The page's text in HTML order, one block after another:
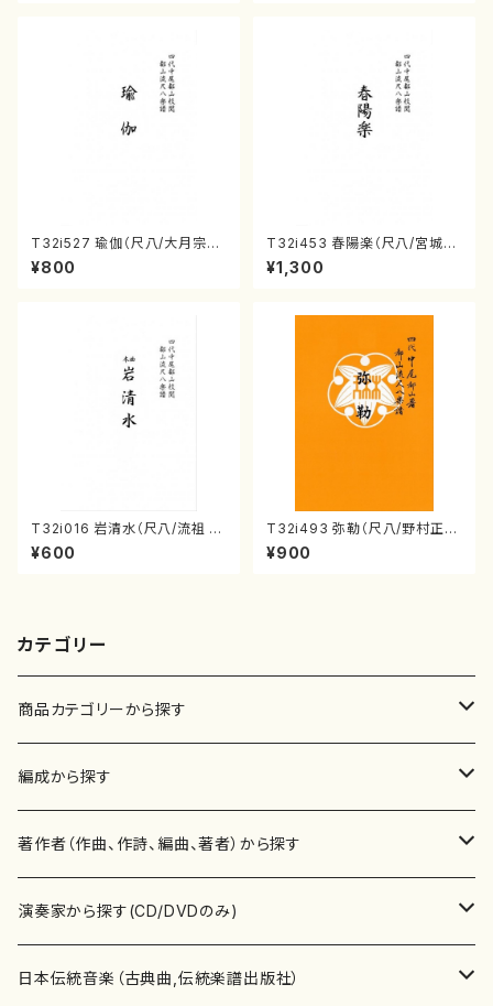
T32i527 瑜伽（尺八/大月宗明/
楽譜）都山流公刊楽譜曲番:223
6
¥800
T32i453 春陽楽（尺八/宮城道
雄/楽譜）都山流公刊楽譜曲番:2
160
¥1,300
T32i016 岩清水（尺八/流祖 中
尾都山/楽譜）都山：15
¥600
T32i493 弥勒（尺八/野村正
峰/楽譜）都山流公刊楽譜曲番:2
202
¥900
カテゴリー
商品カテゴリーから探す
楽譜
書籍
書籍
テキストブック
CD・DVD
チケット
編成から探す
邦楽器
箏・琴（ソロ）
箏・琴（合奏）
合唱
混声合唱
歌・声
著作者（作曲、作詩、編曲、著者）から探す
あ行
青木省三(アオキ ショウゾウ)
か行
演奏家から探す(CD/DVDのみ)
邦楽（箏、三味線、尺八等）演奏家
日本伝統音楽（古典曲,伝統楽譜出版社）